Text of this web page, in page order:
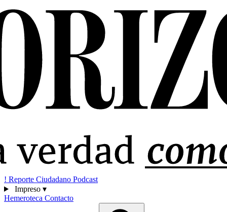
! Reporte Ciudadano Podcast
Impreso ▾
Hemeroteca Contacto